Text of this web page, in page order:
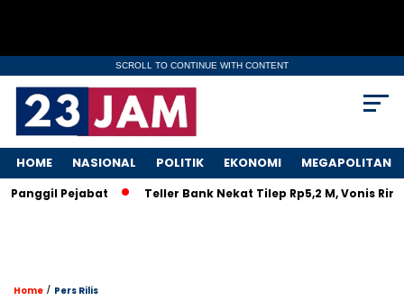
SCROLL TO CONTINUE WITH CONTENT
HOME NASIONAL POLITIK EKONOMI MEGAPOLITAN
Pejabat Teller Bank Nekat Tilep Rp5,2 M, Vonis Ringan
Home / Pers Rilis